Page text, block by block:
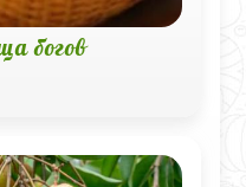
богов